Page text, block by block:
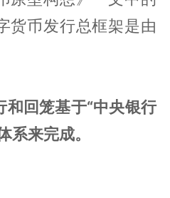
货币发行总框架是由
和回笼基于“中央银行
来完成。